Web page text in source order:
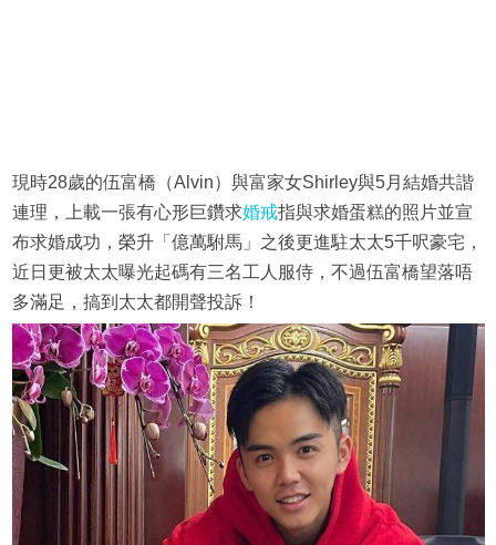
現時28歲的伍富橋（Alvin）與富家女Shirley與5月結婚共諧
連理，上載一張有心形巨鑽求婚戒指與求婚蛋糕的照片並宣
布求婚成功，榮升「億萬駙馬」之後更進駐太太5千呎豪宅，
近日更被太太曝光起碼有三名工人服侍，不過伍富橋望落唔
多滿足，搞到太太都開聲投訴！